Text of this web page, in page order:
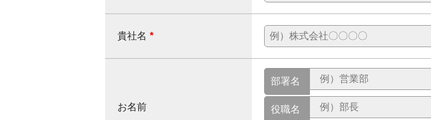
貴社名 *
お名前
部署名
役職名